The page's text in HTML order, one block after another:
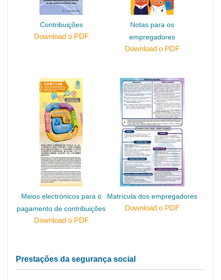
Contribuições
Download o PDF
Notas para os
empregadores
Download o PDF
Meios electrónicos para o
pagamento de contribuições
Download o PDF
Matrícula dos empregadores
Download o PDF
Prestações da segurança social